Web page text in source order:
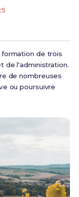
formation de trois
de l'administration.
de nombreuses
ou poursuivre